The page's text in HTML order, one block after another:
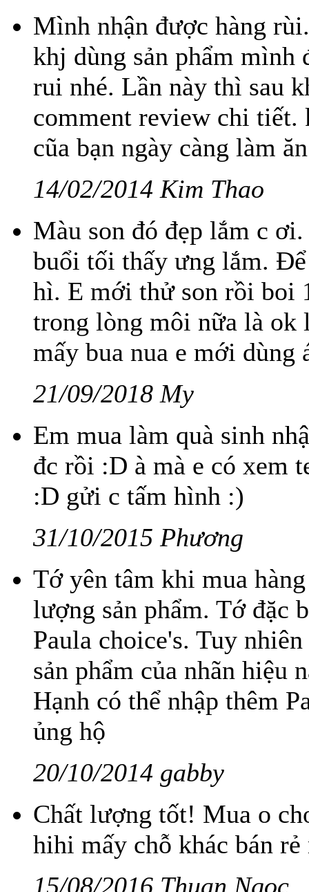
Mình nhận được hàng
khj dùng sản phẩm mình
rui nhé. Lần này thì sau
comment review chi tiết.
cũa bạn ngày càng làm
14/02/2014 Kim Thao
Màu son đó đẹp lắm c
buổi tối thấy ưng lắm.
hì. E mới thử son rồi boi
trong lòng môi nữa là ok
mấy bua nua e mới dùng
21/09/2018 My
Em mua làm quà sinh
đc rồi :D à mà e có xem
:D gửi c tấm hình :)
31/10/2015 Phương
Tớ yên tâm khi mua
lượng sản phẩm. Tớ đặc
Paula choice's. Tuy
sản phẩm của nhãn hiệu
Hạnh có thể nhập thêm
ủng hộ
20/10/2014 gabby
Chất lượng tốt! Mua o
hihi mấy chỗ khác bán
15/08/2016 Thuan Ngoc